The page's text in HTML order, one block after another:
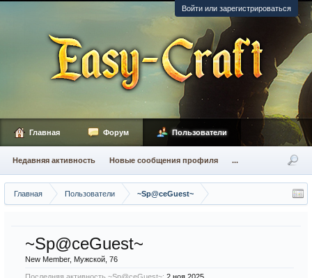
Войти или зарегистрироваться
Главная Пользователи ~Sp@ceGuest~
~Sp@ceGuest~
New Member, Мужской, 76
Главная Форум Пользователи
Недавняя активность Новые сообщения профиля ...